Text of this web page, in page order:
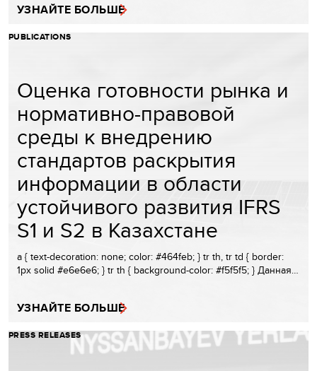
УЗНАЙТЕ БОЛЬШЕ
PUBLICATIONS
Оценка готовности рынка и
нормативно-правовой
среды к внедрению
стандартов раскрытия
информации в области
устойчивого развития IFRS
S1 и S2 в Казахстане
a { text-decoration: none; color: #464feb; } tr th, tr td { border:
1px solid #e6e6e6; } tr th { background-color: #f5f5f5; } Данная…
УЗНАЙТЕ БОЛЬШЕ
PRESS RELEASES